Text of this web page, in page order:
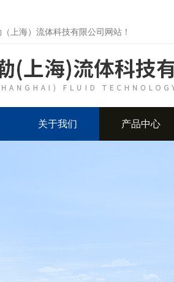
上海）流体科技有限公司网站！
关于我们 产品中心